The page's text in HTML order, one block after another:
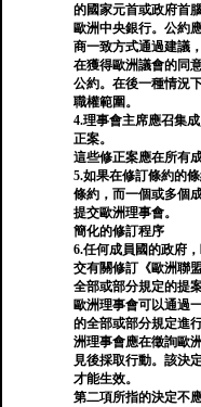
的國家元首或政府首
歐洲中央銀行。公約
商一致方式通過建議
在獲得歐洲議會的同
公約。在後一種情況
職權範圍。
4.理事會主席應召集
正案。
這些修正案應在所有
5.如果在修訂條約的
條約，而一個或多個
提交歐洲理事會。
簡化的修訂程序
6.任何成員國的政府
交有關修訂《歐洲聯
全部或部分規定的提案
歐洲理事會可以通過
的全部或部分規定進
洲理事會應在徵詢歐
見後採取行動。該決
才能生效。
第二項所指的決定不